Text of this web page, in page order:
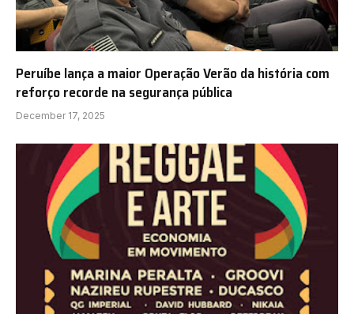
Peruíbe lança a maior Operação Verão da história com
reforço recorde na segurança pública
December 17, 2025